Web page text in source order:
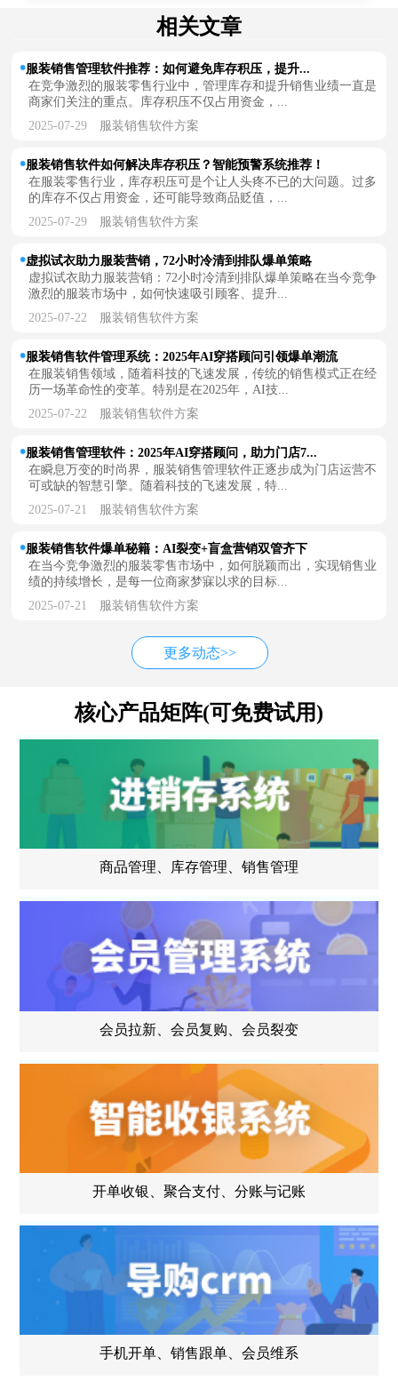
相关文章
服装销售管理软件推荐：如何避免库存积压，提升...
在竞争激烈的服装零售行业中，管理库存和提升销售业绩一直是
商家们关注的重点。库存积压不仅占用资金，...
2025-07-29 服装销售软件方案
服装销售软件如何解决库存积压？智能预警系统推荐！
在服装零售行业，库存积压可是个让人头疼不已的大问题。过多
的库存不仅占用资金，还可能导致商品贬值，...
2025-07-29 服装销售软件方案
虚拟试衣助力服装营销，72小时冷清到排队爆单策略
虚拟试衣助力服装营销：72小时冷清到排队爆单策略在当今竞争
激烈的服装市场中，如何快速吸引顾客、提升...
2025-07-22 服装销售软件方案
服装销售软件管理系统：2025年AI穿搭顾问引领爆单潮流
在服装销售领域，随着科技的飞速发展，传统的销售模式正在经
历一场革命性的变革。特别是在2025年，AI技...
2025-07-22 服装销售软件方案
服装销售管理软件：2025年AI穿搭顾问，助力门店7...
在瞬息万变的时尚界，服装销售管理软件正逐步成为门店运营不
可或缺的智慧引擎。随着科技的飞速发展，特...
2025-07-21 服装销售软件方案
服装销售软件爆单秘籍：AI裂变+盲盒营销双管齐下
在当今竞争激烈的服装零售市场中，如何脱颖而出，实现销售业
绩的持续增长，是每一位商家梦寐以求的目标...
2025-07-21 服装销售软件方案
更多动态>>
核心产品矩阵(可免费试用)
商品管理、库存管理、销售管理
会员拉新、会员复购、会员裂变
开单收银、聚合支付、分账与记账
手机开单、销售跟单、会员维系